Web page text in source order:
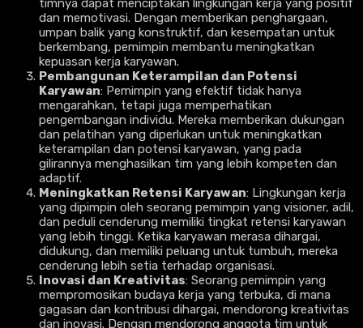
timnya dapat menciptakan lingkungan kerja yang positif
dan memotivasi. Dengan memberikan penghargaan,
umpan balik yang konstruktif, dan kesempatan untuk
berkembang, pemimpin membantu meningkatkan
kepuasan kerja karyawan.
Pembangunan Keterampilan dan Potensi
Karyawan: Pemimpin yang efektif tidak hanya
mengarahkan, tetapi juga memperhatikan
pengembangan individu. Mereka memberikan dukungan
dan pelatihan yang diperlukan untuk meningkatkan
keterampilan dan potensi karyawan, yang pada
gilirannya menghasilkan tim yang lebih kompeten dan
adaptif.
Meningkatkan Retensi Karyawan: Lingkungan kerja
yang dipimpin oleh seorang pemimpin yang visioner, adil,
dan peduli cenderung memiliki tingkat retensi karyawan
yang lebih tinggi. Ketika karyawan merasa dihargai,
didukung, dan memiliki peluang untuk tumbuh, mereka
cenderung lebih setia terhadap organisasi.
Inovasi dan Kreativitas: Seorang pemimpin yang
mempromosikan budaya kerja yang terbuka, di mana
gagasan dan kontribusi dihargai, mendorong kreativitas
dan inovasi. Dengan mendorong anggota tim untuk